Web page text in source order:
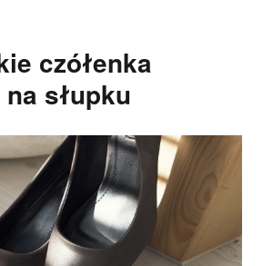
czółenka
słupku